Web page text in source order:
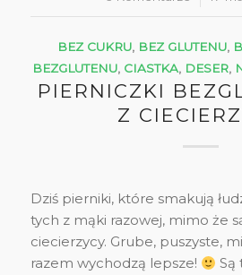
BEZ CUKRU, BEZ GLUTENU,
BEZGLUTENU, CIASTKA, DESER,
PIERNICZKI
Z
Dziś pierniki, które smakują
tych z mąki razowej, mimo że
ciecierzycy. Grube, puszyste,
razem wychodzą lepsze!
Są